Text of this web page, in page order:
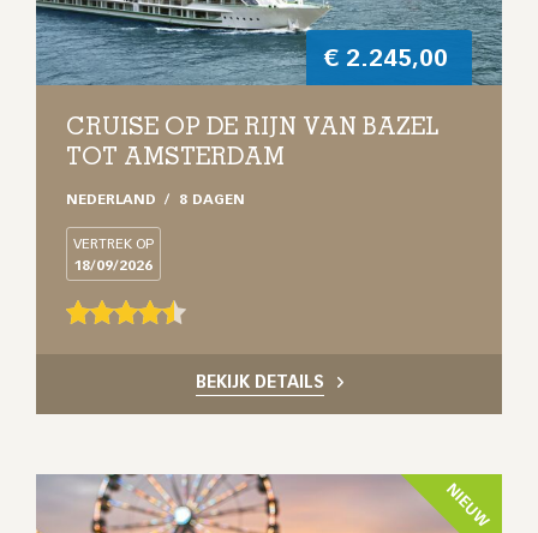
€ 2.245,00
CRUISE OP DE RIJN VAN BAZEL
TOT AMSTERDAM
NEDERLAND 8 DAGEN
VERTREK OP
18/09/2026
BEKIJK DETAILS
NIEUW